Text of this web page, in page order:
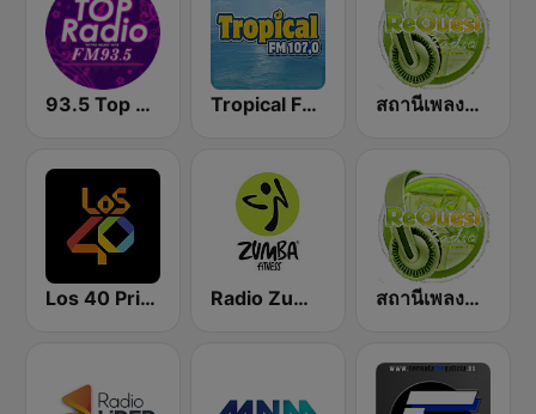
93.5 Top Radio FM Tropical FM Marbella 107.0 สถานีเพลงลูกทุ่ง Request Radio Country Music
Los 40 Principales Radio Zumba สถานีเพลงสากล Request Radio International Music